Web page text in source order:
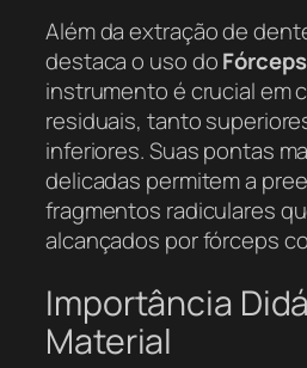
Além da extração de
destaca o uso do
instrumento é crucial em
residuais, tanto
inferiores. Suas pontas
delicadas permitem a
fragmentos radiculares
alcançados por fórceps
Importância
Material